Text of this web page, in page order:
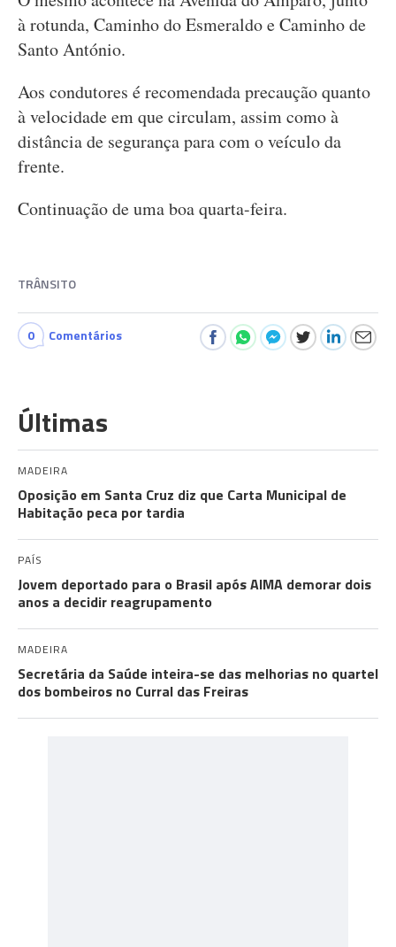
à rotunda, Caminho do Esmeraldo e Caminho de
Santo António.
Aos condutores é recomendada precaução quanto
à velocidade em que circulam, assim como à
distância de segurança para com o veículo da
frente.
Continuação de uma boa quarta-feira.
TRÂNSITO
0 Comentários
Últimas
MADEIRA
Oposição em Santa Cruz diz que Carta Municipal de
Habitação peca por tardia
PAÍS
Jovem deportado para o Brasil após AIMA demorar dois
anos a decidir reagrupamento
MADEIRA
Secretária da Saúde inteira-se das melhorias no quartel
dos bombeiros no Curral das Freiras